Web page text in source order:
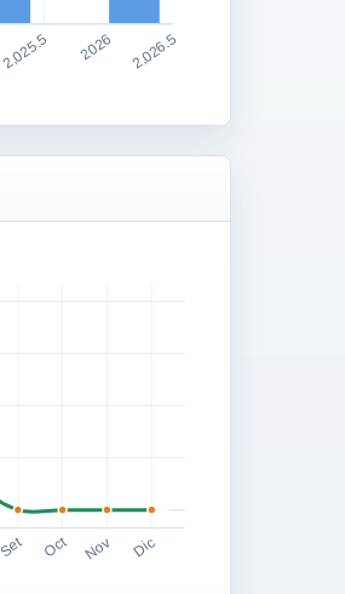
2,025.5 2026 2,026.5
Set Oct Nov Dic